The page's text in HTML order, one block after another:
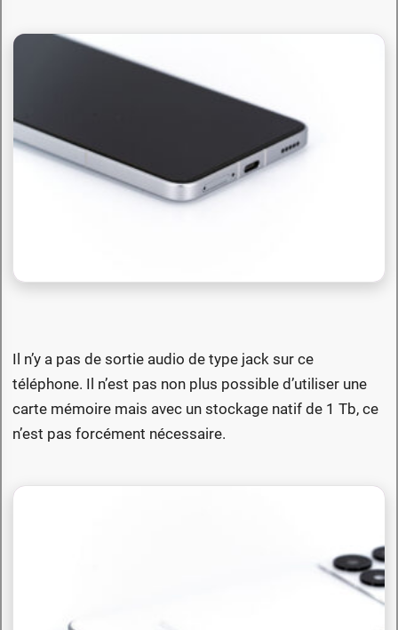
Il n’y a pas de sortie audio de type jack sur ce
téléphone. Il n’est pas non plus possible d’utiliser une
carte mémoire mais avec un stockage natif de 1 Tb, ce
n’est pas forcément nécessaire.